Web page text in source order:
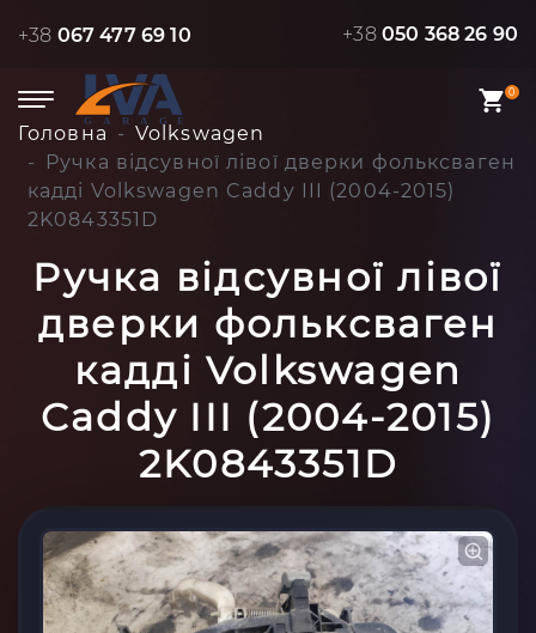
+38 067 477 69 10 +38 050 368 26 90
0
Головна
Volkswagen
Ручка відсувної лівої дверки фольксваген
кадді Volkswagen Caddy III (2004-2015)
2K0843351D
Ручка відсувної лівої
дверки фольксваген
кадді Volkswagen
Caddy III (2004-2015)
2K0843351D